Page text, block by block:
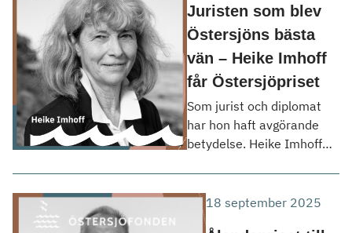
havshjältar – genom
humor, nyfikenhet och
korta filmer anpassade
till skolvardagen. Det nya
undervisningsmaterialet
om Östersjön lanseras nu
på finska, utöver
svenska. Stiftelsen
har som mål […]
Juristen som blev
Östersjöns bästa
vän – Heike Imhoff
får Östersjöpriset
Som jurist och diplomat
har hon haft avgörande
betydelse. Heike Imhoff
för Östersjöns miljö. Vid
tyska HELCOM*-
18 september 2025